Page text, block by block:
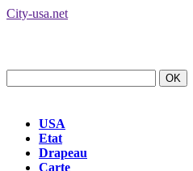
City-usa.net
USA
Etat
Drapeau
Carte